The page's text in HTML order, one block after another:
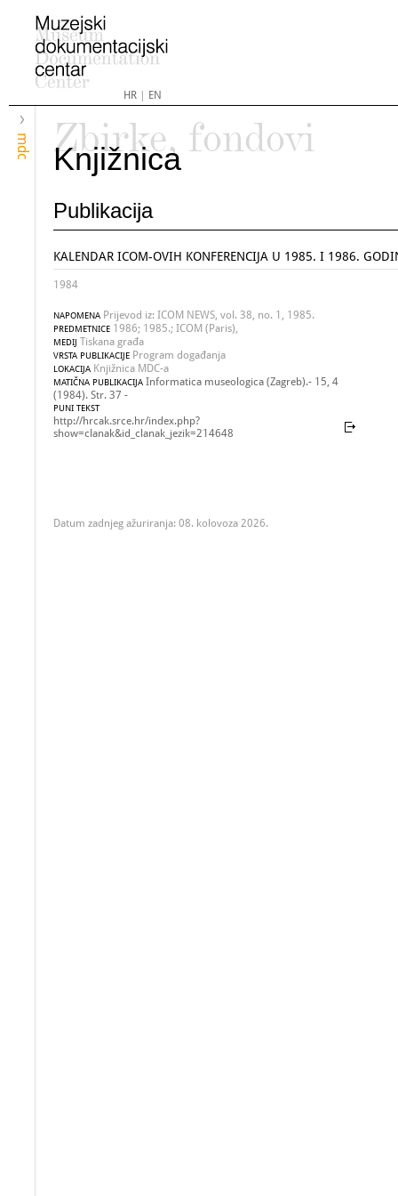
HR| EN
mdc
Zbirke, fondovi
Knjižnica
Publikacija
KALENDAR ICOM-OVIH KONFERENCIJA U 1985. I 1986.
1984
NAPOMENA Prijevod iz: ICOM NEWS, vol. 38, no. 1, 1985.
PREDMETNICE 1986; 1985.; ICOM (Paris),
MEDIJ Tiskana građa
VRSTA PUBLIKACIJE Program događanja
LOKACIJA Knjižnica MDC-a
MATIČNA PUBLIKACIJA Informatica museologica (Zagreb).- 15, 4
(1984). Str. 37 -
PUNI TEKST
http://hrcak.srce.hr/index.php?
show=clanak&id_clanak_jezik=214648
Datum zadnjeg ažuriranja: 08. kolovoza 2026.